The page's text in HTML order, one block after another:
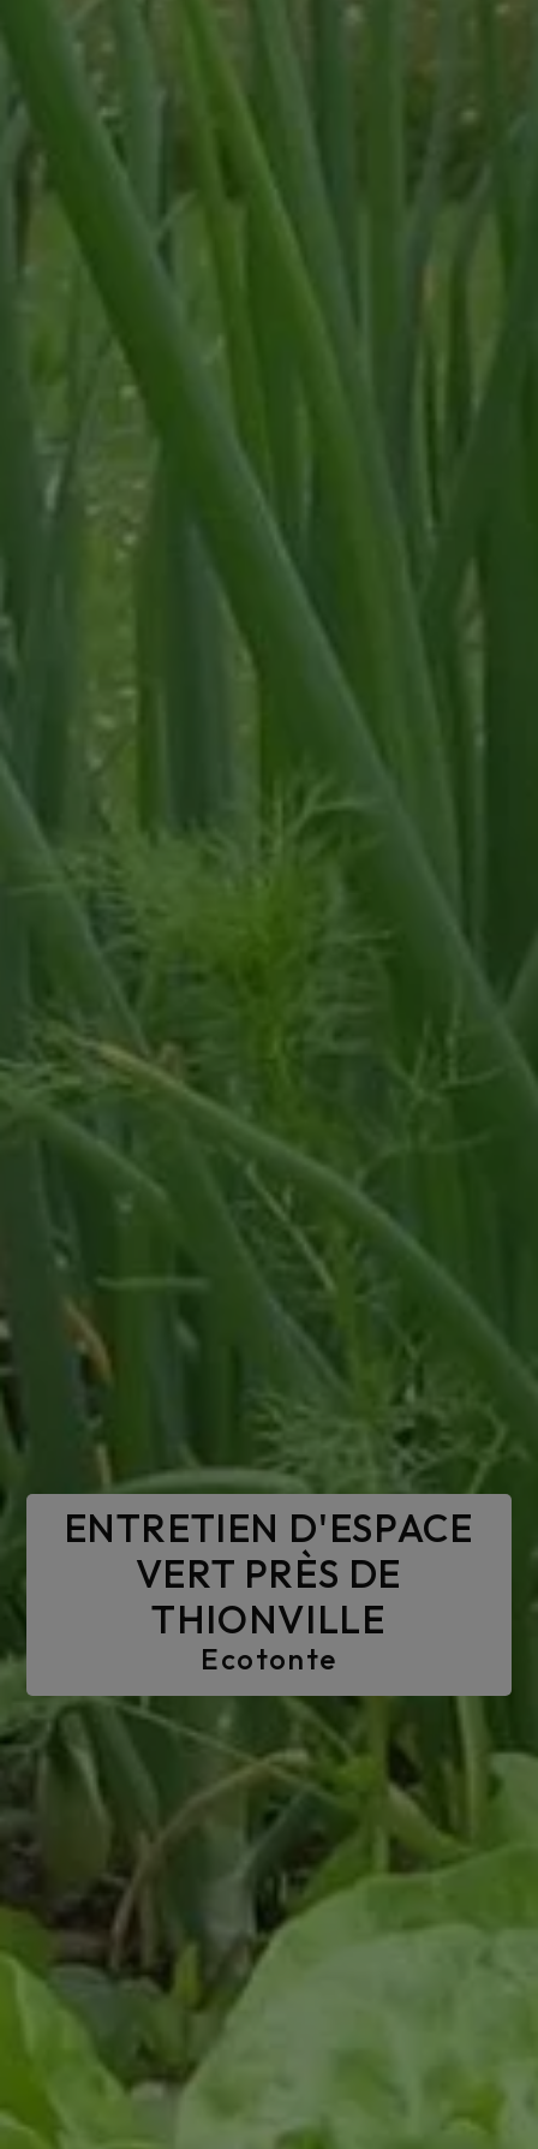
ENTRETIEN D'ESPACE
VERT PRÈS DE
THIONVILLE
Ecotonte